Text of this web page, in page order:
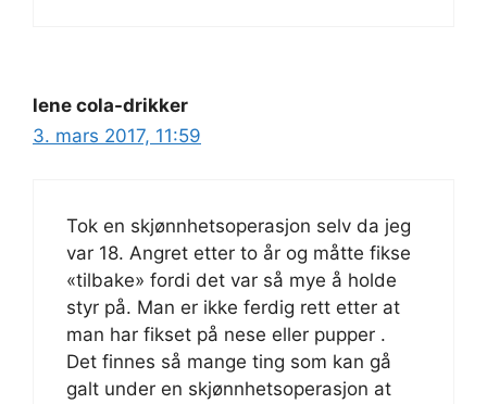
lene cola-drikker
3. mars 2017, 11:59
Tok en skjønnhetsoperasjon selv da jeg
var 18. Angret etter to år og måtte fikse
«tilbake» fordi det var så mye å holde
styr på. Man er ikke ferdig rett etter at
man har fikset på nese eller pupper .
Det finnes så mange ting som kan gå
galt under en skjønnhetsoperasjon at